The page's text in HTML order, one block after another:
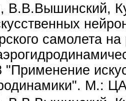
В.В.Вышинский,
самолета
М.: